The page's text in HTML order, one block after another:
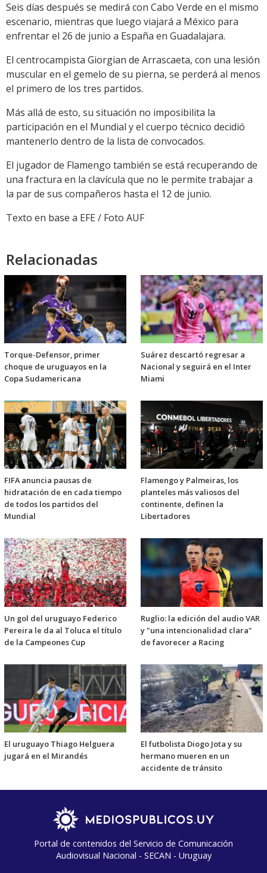
Seis días después se medirá con Cabo Verde en el mismo
escenario, mientras que luego viajará a México para
enfrentar el 26 de junio a España en Guadalajara.
El centrocampista Giorgian de Arrascaeta, con una lesión
muscular en el gemelo de su pierna, se perderá al menos
el primero de los tres partidos.
Más allá de esto, su situación no imposibilita la
participación en el Mundial y el cuerpo técnico decidió
mantenerlo dentro de la lista de convocados.
El jugador de Flamengo también se está recuperando de
una fractura en la clavícula que no le permite trabajar a
la par de sus compañeros hasta el 12 de junio.
Texto en base a EFE / Foto AUF
Relacionadas
Torque-Defensor, primer
choque de uruguayos en la
Copa Sudamericana
Suárez descartó regresar a
Nacional y seguirá en el Inter
Miami
FIFA anuncia pausas de
hidratación de en cada tiempo
de todos los partidos del
Mundial
Flamengo y Palmeiras, los
planteles más valiosos del
continente, definen la
Libertadores
Un gol del uruguayo Federico
Pereira le da al Toluca el título
de la Campeones Cup
Ruglio: la edición del audio VAR
y "una intencionalidad clara"
de favorecer a Racing
El uruguayo Thiago Helguera
jugará en el Mirandés
El futbolista Diogo Jota y su
hermano mueren en un
accidente de tránsito
Portal de contenidos del Servicio de Comunicación
Audiovisual Nacional - SECAN - Uruguay